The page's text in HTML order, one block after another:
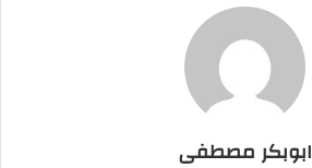
ابوبكر مصطفى